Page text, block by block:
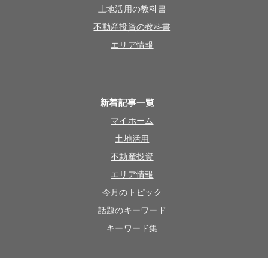
土地活用の教科書
不動産投資の教科書
エリア情報
新着記事一覧
マイホーム
土地活用
不動産投資
エリア情報
今月のトピック
話題のキーワード
キーワード集